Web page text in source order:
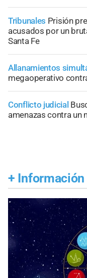
Tribunales Prisión
acusados por un
Santa Fe
Allanamientos
megaoperativo
Conflicto judicial
amenazas contra un
+ Información